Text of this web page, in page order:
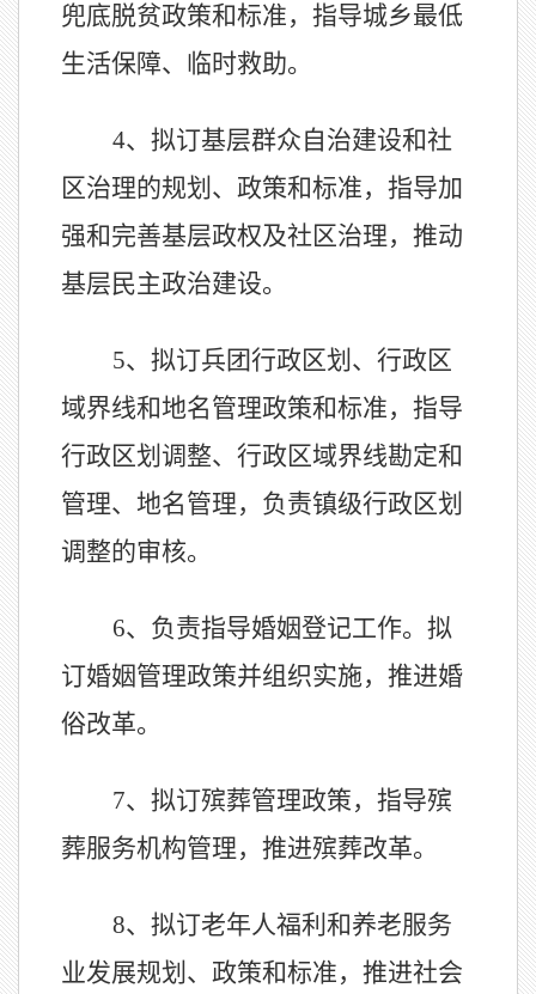
兜底脱贫政策和标准，指导城乡最低
生活保障、临时救助。
4、 拟订基层群众自治建设和社
区治理的规划、政策和标准，指导加
强和完善基层政权及社区治理，推动
基层民主政治建设。
5、 拟订兵团行政区划、行政区
域界线和地名管理政策和标准，指导
行政区划调整、行政区域界线勘定和
管理、地名管理，负责镇级行政区划
调整的审核。
6、 负责指导婚姻登记工作。拟
订婚姻管理政策并组织实施，推进婚
俗改革。
7、 拟订殡葬管理政策，指导殡
葬服务机构管理，推进殡葬改革。
8、 拟订老年人福利和养老服务
业发展规划、政策和标准，推进社会